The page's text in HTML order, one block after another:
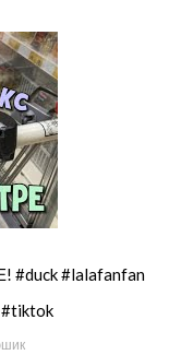
#lalafanfan
#tiktok